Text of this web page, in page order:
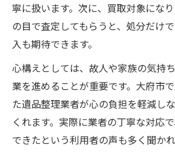
遺品整理の費用と失敗しない選
遺品整理の費用相場と賢い
遺品整理で追加費用を防ぐ
費用を抑える遺品整理業者
遺品整理の見積もりで注意
遺品整理で後悔しないため
感情と向き合う遺品整理のポイ
寧に扱います。次に、買取対象にな
の目で査定してもらうと、処分だけ
入も期待できます。
心構えとしては、故人や家族の気持
業を進めることが重要です。大府市
た遺品整理業者が心の負担を軽減し
くれます。実際に業者の丁寧な対応
できたという利用者の声も多く聞かれ